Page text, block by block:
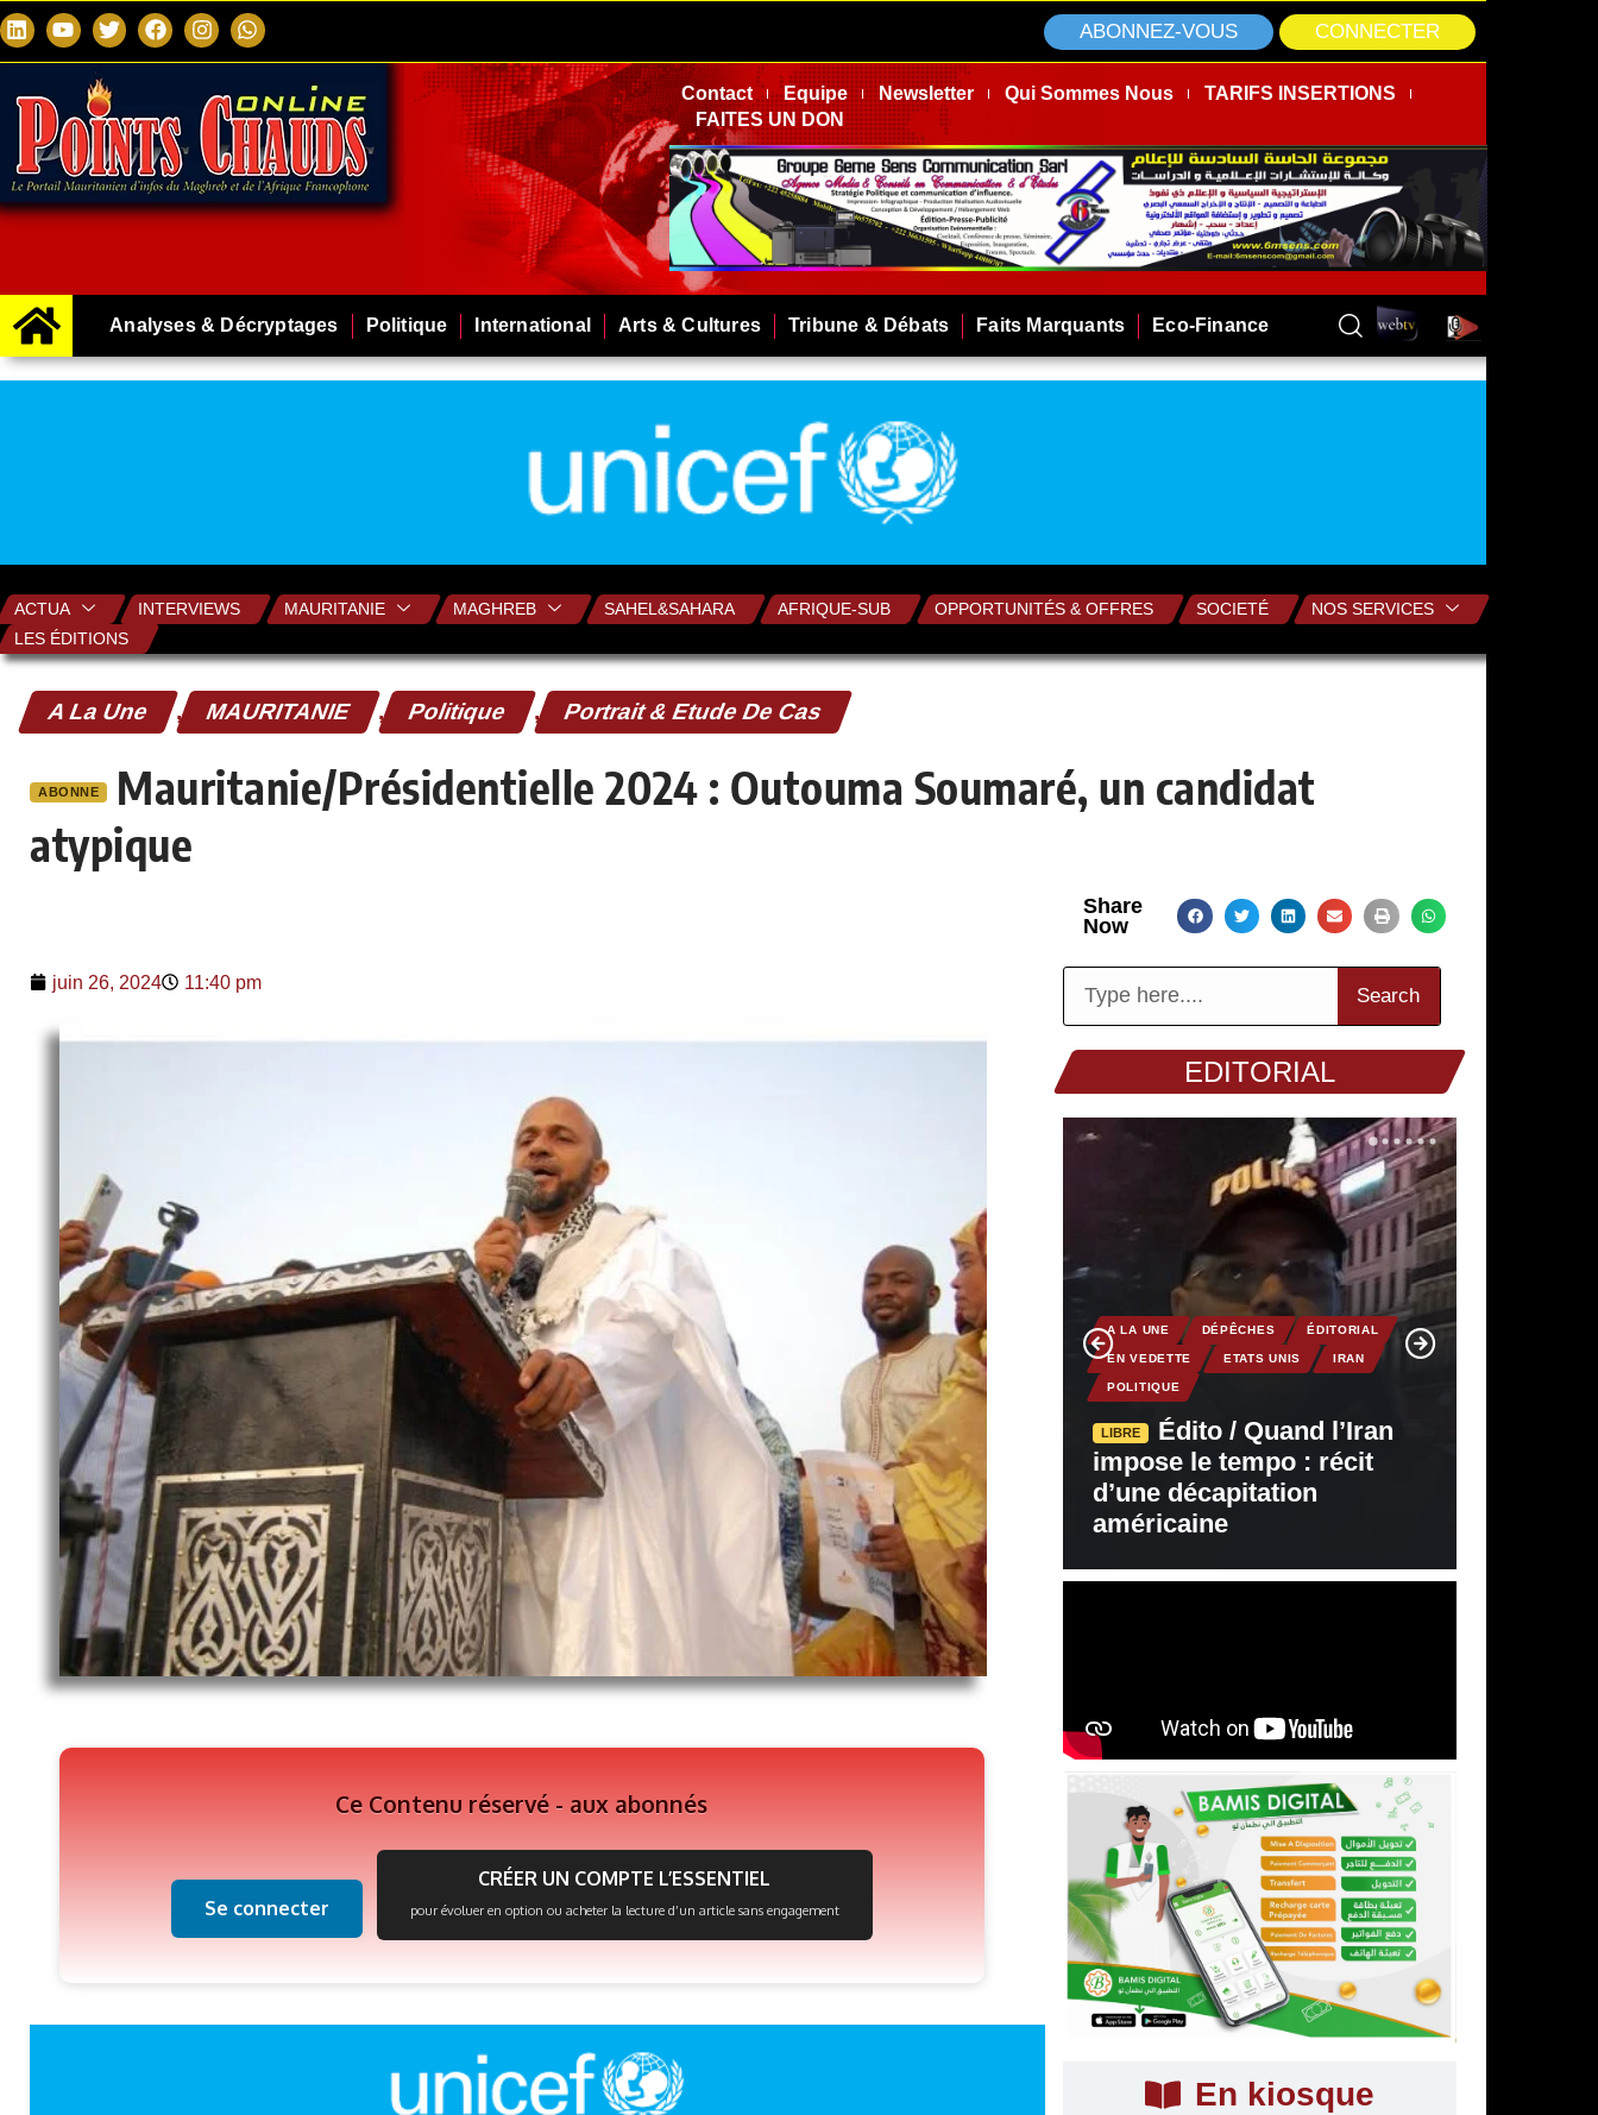
ABONNEZ-VOUS CONNECTER
Contact Equipe Newsletter Qui Sommes Nous
TARIFS INSERTIONS
FAITES UN DON
Analyses & Décryptages Politique International Arts & Cultures Tribune & Débats Faits Marquants Eco-Finance
ACTUA INTERVIEWS MAURITANIE MAGHREB SAHEL&SAHARA AFRIQUE-SUB OPPORTUNITÉS & OFFRES SOCIETÉ
NOS SERVICES
LES ÉDITIONS
A La Une , MAURITANIE , Politique , Portrait & Etude De Cas
ABONNE
Mauritanie/Présidentielle 2024 : Outouma Soumaré, un candidat
atypique
Share
Now
juin 26, 2024 11:40 pm
Ce Contenu réservé - aux abonnés
Se connecter
CRÉER UN COMPTE L’ESSENTIEL
pour évoluer en option ou acheter la lecture d’un article sans engagement
Search
EDITORIAL
A LA UNE DÉPÊCHES ÉDITORIAL
EN VEDETTE ETATS UNIS IRAN
POLITIQUE
LIBRE
Édito / Quand l’Iran
impose le tempo : récit
d’une décapitation
américaine
En kiosque